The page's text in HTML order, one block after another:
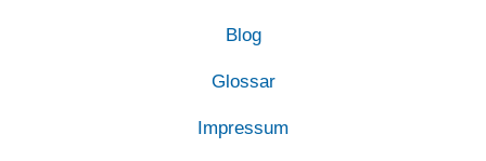
Blog
Glossar
Impressum